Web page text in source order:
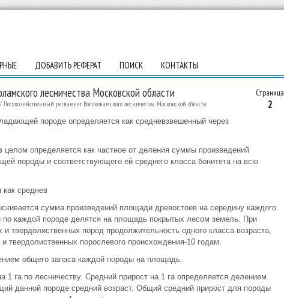
ДОБАВИТЬ РЕФЕРАТ ПОИСК КОНТАКТЫ
Страница
2
лесничества Московской области
Лесохозяйственный регламент Волоколамского лесничества Московской области
породе определяется как средневзвешенный через
целом определяется как частное от деления суммы произведений
породы и соответствующего ей среднего класса бонитета на всю
как среднев
сумма произведений площади древостоев на середину каждого
по каждой породе делятся на площадь покрытых лесом земель. При
твердолиственных пород продолжительность одного класса возраста,
твердолиственных порослевого происхождения-10 годам.
общего запаса каждой породы на площадь.
1 га по лесничеству. Средний прирост на 1 га определяется делением
данной породе средний возраст. Общий средний прирост для породы